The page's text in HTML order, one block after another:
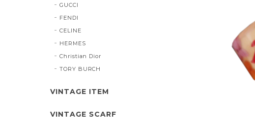
GUCCI
FENDI
CELINE
HERMES
Christian Dior
TORY BURCH
VINTAGE ITEM
VINTAGE SCARF